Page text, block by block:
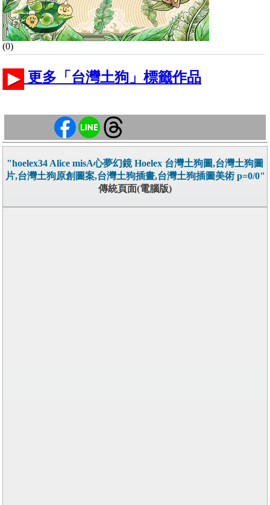
(0)
更多「台灣土狗」標籤作品
"hoelex34 Alice misA心夢幻鏡 Hoelex 台灣土狗圖,台灣土狗圖
片,台灣土狗原創圖案,台灣土狗插畫,台灣土狗插圖美術 p=0/0"
傳統頁面(電腦版)